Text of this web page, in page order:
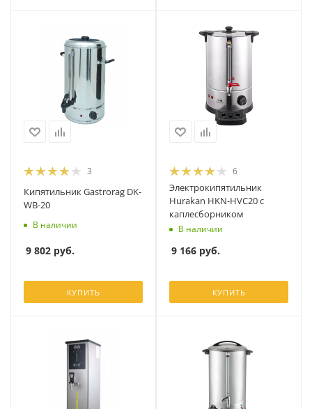
3
Кипятильник Gastrorag DK-
WB-20
В наличии
9 802 руб.
КУПИТЬ
6
Электрокипятильник
Hurakan HKN-HVC20 с
каплесборником
В наличии
9 166 руб.
КУПИТЬ